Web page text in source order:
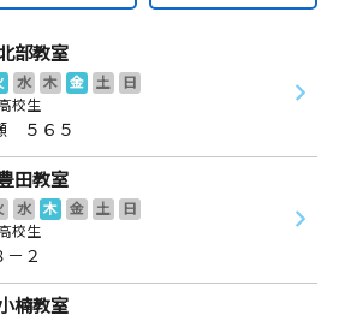
部教室
水 木 金 土
日
校生
５６５
田教室
水 木 金 土
日
校生
２
楠教室